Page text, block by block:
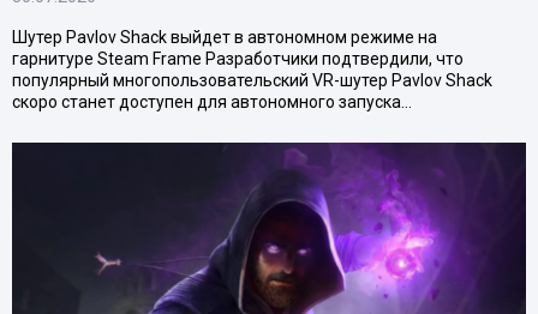
Шутер Pavlov Shack выйдет в автономном режиме на
гарнитуре Steam Frame Разработчики подтвердили, что
популярный многопользовательский VR-шутер Pavlov Shack
скоро станет доступен для автономного запуска…